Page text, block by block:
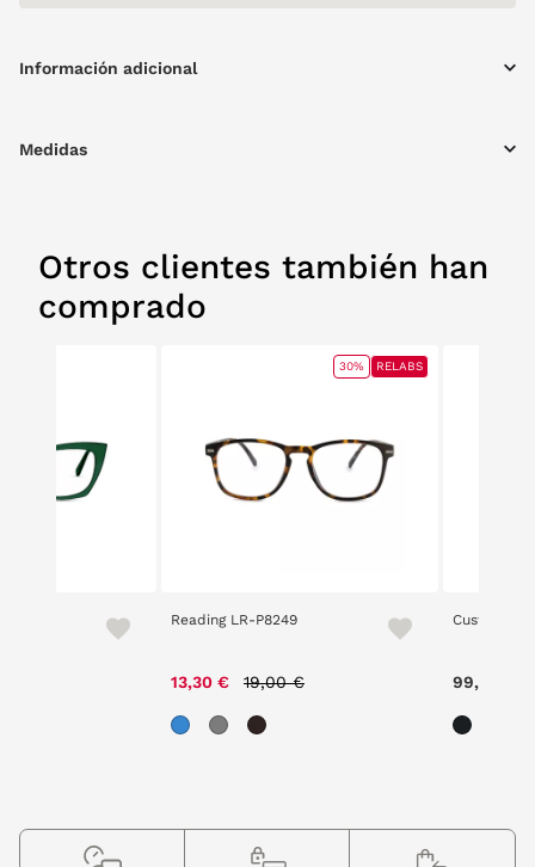
Información adicional
Medidas
Otros clientes también han
comprado
Reading LR-P8249
13,30 € 19,00 €
30% RELABS
Custom
99,00 €